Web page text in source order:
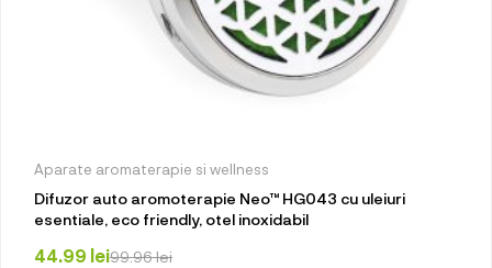
Aparate aromaterapie si wellness
Difuzor auto aromoterapie Neo™ HG043 cu uleiuri
esentiale, eco friendly, otel inoxidabil
99.96lei
44.99 lei